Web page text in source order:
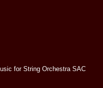
for String Orchestra SAC